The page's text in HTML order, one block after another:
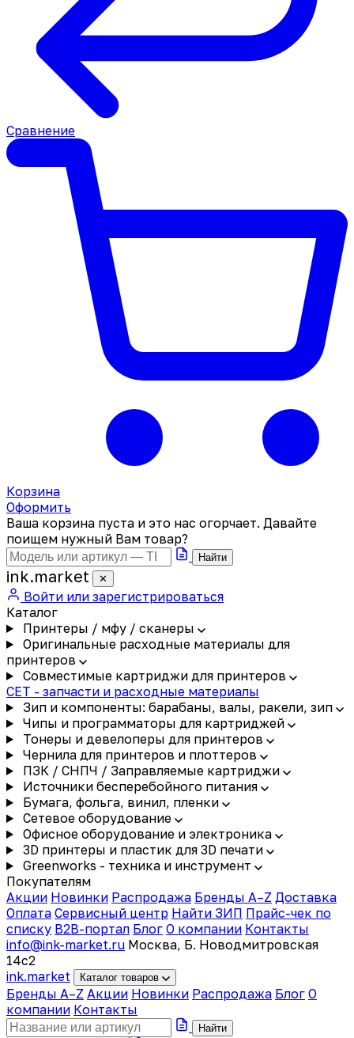
Сравнение
Корзина
Оформить
Ваша корзина пуста и это нас огорчает. Давайте
поищем нужный Вам товар?
Найти
ink.market ✕
Войти или зарегистрироваться
Каталог
Принтеры / мфу / сканеры
Оригинальные расходные материалы для
принтеров
Совместимые картриджи для принтеров
CET - запчасти и расходные материалы
Зип и компоненты: барабаны, валы, ракели, зип
Чипы и программаторы для картриджей
Тонеры и девелоперы для принтеров
Чернила для принтеров и плоттеров
ПЗК / СНПЧ / Заправляемые картриджи
Источники бесперебойного питания
Бумага, фольга, винил, пленки
Сетевое оборудование
Офисное оборудование и электроника
3D принтеры и пластик для 3D печати
Greenworks - техника и инструмент
Покупателям
Акции Новинки Распродажа Бренды A–Z Доставка
Оплата Сервисный центр Найти ЗИП Прайс-чек по
списку B2B-портал Блог О компании Контакты
info@ink-market.ru Москва, Б. Новодмитровская
14с2
ink.market Каталог товаров
Бренды A–Z Акции Новинки Распродажа Блог О
компании Контакты
Найти